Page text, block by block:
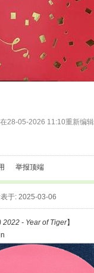
28-05-2026 11:10重新编
举报顶端
于: 2025-03-06
2022 - Year of Tiger】